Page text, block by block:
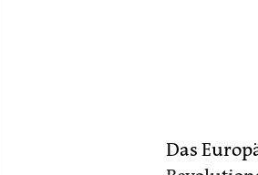
Das